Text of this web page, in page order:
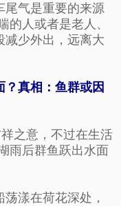
尾气是重要的来源
的人或者是老人、
减少外出，远离大
真相：鱼群或因
之意，不过在生活
雨后群鱼跃出水面
漾在荷花深处，